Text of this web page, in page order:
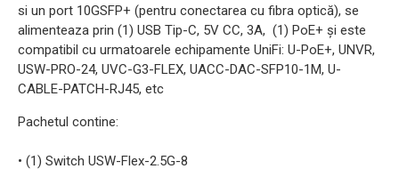
si un port 10GSFP+ (pentru conectarea cu fibra optică), se
alimenteaza prin (1) USB Tip-C, 5V CC, 3A, (1) PoE+ și este
compatibil cu urmatoarele echipamente UniFi: U-PoE+, UNVR,
USW-PRO-24, UVC-G3-FLEX, UACC-DAC-SFP10-1M, U-
CABLE-PATCH-RJ45, etc
Pachetul contine:
• (1) Switch USW-Flex-2.5G-8